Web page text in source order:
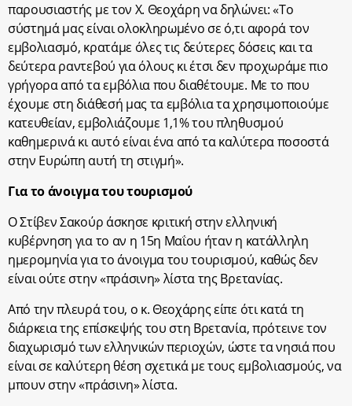
παρουσιαστής με τον Χ. Θεοχάρη να δηλώνει: «Το
σύστημά μας είναι ολοκληρωμένο σε ό,τι αφορά τον
εμβολιασμό, κρατάμε όλες τις δεύτερες δόσεις και τα
δεύτερα ραντεβού για όλους κι έτσι δεν προχωράμε πιο
γρήγορα από τα εμβόλια που διαθέτουμε. Με το που
έχουμε στη διάθεσή μας τα εμβόλια τα χρησιμοποιούμε
κατευθείαν, εμβολιάζουμε 1,1% του πληθυσμού
καθημερινά κι αυτό είναι ένα από τα καλύτερα ποσοστά
στην Ευρώπη αυτή τη στιγμή».
Για το άνοιγμα του τουρισμού
Ο Στίβεν Σακούρ άσκησε κριτική στην ελληνική
κυβέρνηση για το αν η 15η Μαΐου ήταν η κατάλληλη
ημερομηνία για το άνοιγμα του τουρισμού, καθώς δεν
είναι ούτε στην «πράσινη» λίστα της Βρετανίας.
Από την πλευρά του, ο κ. Θεοχάρης είπε ότι κατά τη
διάρκεια της επίσκεψής του στη Βρετανία, πρότεινε τον
διαχωρισμό των ελληνικών περιοχών, ώστε τα νησιά που
είναι σε καλύτερη θέση σχετικά με τους εμβολιασμούς, να
μπουν στην «πράσινη» λίστα.